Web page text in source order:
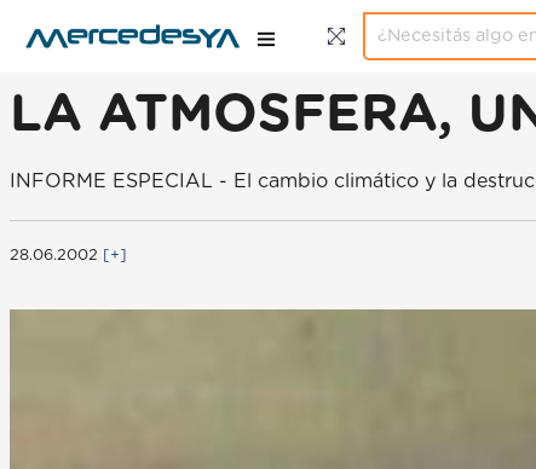
LA ATMOSFERA,
INFORME ESPECIAL - El cambio climático y la
28.06.2002 [+]